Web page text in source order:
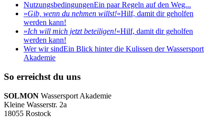
NutzungsbedingungenEin paar Regeln auf den Weg...
»Gib, wenn du nehmen willst!«Hilf, damit dir geholfen
werden kann!
»Ich will mich jetzt beteiligen!«Hilf, damit dir geholfen
werden kann!
Wer wir sindEin Blick hinter die Kulissen der Wassersport
Akademie
So erreichst du uns
SOLMON Wassersport Akademie
Kleine Wasserstr. 2a
18055 Rostock